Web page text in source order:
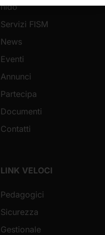
nido
Servizi FISM
News
Eventi
Annunci
Partecipa
Documenti
Contatti
LINK VELOCI
Pedagogici
Sicurezza
Gestionale